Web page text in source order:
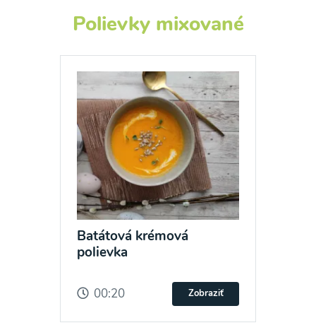
Polievky mixované
Batátová krémová
polievka
00:20 Zobraziť